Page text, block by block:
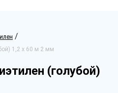
/
1,2 х 60 м 2 мм
(голубой)